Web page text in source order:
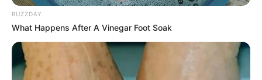
autoridades, hemos logrado reducir un 11 % el delito de
hurto de motocicletas”,
secretario de Gobierno.
Le sugerimos leer:Autoridades sancionarán a
taxistas que implementen bahías de
BUZZDAY
What Happens After A Vinegar Foot Soak